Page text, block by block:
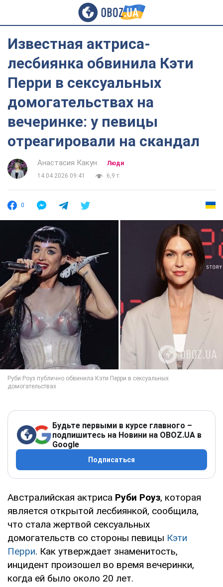
Известная актриса-
лесбиянка обвинила Кэти
Перри в сексуальных
домогательствах на
вечеринке: у певицы
отреагировали на скандал
Анастасия Какун
Люди
14.04.2026 09:41
6,9 т.
0
Будьте первыми в курсе главного –
подпишитесь на Новини на OBOZ.UA в
Google
Подписаться
Австралийская актриса Руби Роуз, которая
является открытой лесбиянкой, сообщила,
что стала жертвой сексуальных
домогательств со стороны певицы Кэти
Перри. Как утверждает знаменитость,
инцидент произошел во время вечеринки,
когда ей было около 20 лет.